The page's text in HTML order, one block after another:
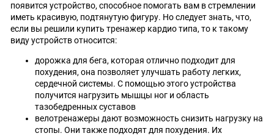
появится устройство, способное помогать вам в стремлении
иметь красивую, подтянутую фигуру. Но следует знать, что,
если вы решили купить тренажер кардио типа, то к такому
виду устройств относится:
дорожка для бега, которая отлично подходит для
похудения, она позволяет улучшать работу легких,
сердечной системы. С помощью этого устройства
получится нагрузить мышцы ног и область
тазобедренных суставов
велотренажеры дают возможность снизить нагрузку на
стопы. Они также подходят для похудения. Их